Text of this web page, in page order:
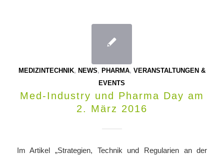
MEDIZINTECHNIK, NEWS, PHARMA, VERANSTALTUNGEN &
EVENTS
Med-Industry und Pharma Day am
2. März 2016
Im Artikel „Strategien, Technik und Regularien an der